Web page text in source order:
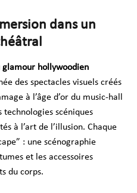
dans un
hollywoodien
des spectacles visuels créés
à l’âge d’or du music-hall
scéniques
à l’art de l’illusion. Chaque
: une scénographie
et les accessoires
du corps.